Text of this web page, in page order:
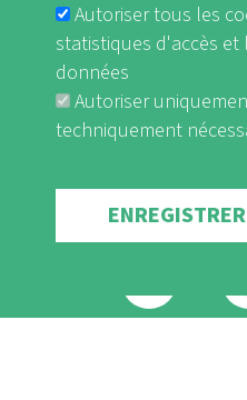
Autoriser tous les
statistiques d'accès et
données
Autoriser
techniquement
Withdraw